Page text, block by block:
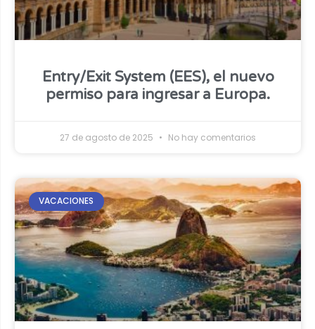
Entry/Exit System (EES), el nuevo
permiso para ingresar a Europa.
27 de agosto de 2025 No hay comentarios
VACACIONES